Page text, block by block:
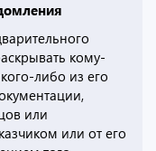
кому-
либо из его
или
или от его